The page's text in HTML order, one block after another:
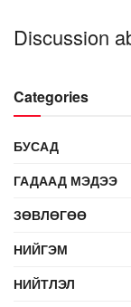
Discussion
Categories
БУСАД
ГАДААД МЭДЭЭ
ЗӨВЛӨГӨӨ
НИЙГЭМ
НИЙТЛЭЛ